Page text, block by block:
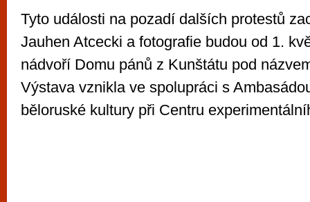
Tyto události na pozadí dalších protestů
Jauhen Atcecki a fotografie budou od 1.
nádvoří Domu pánů z Kunštátu pod
Výstava vznikla ve spolupráci s
běloruské kultury při Centru